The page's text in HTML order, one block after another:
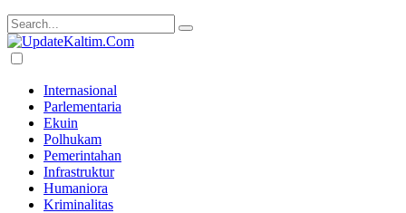
Internasional
Parlementaria
Ekuin
Polhukam
Pemerintahan
Infrastruktur
Humaniora
Kriminalitas